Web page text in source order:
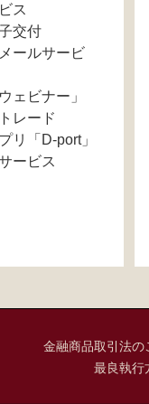
ス
交付
ールサービ
ェビナー」
レード
リ「D-port」
ービス
金融商品取引法の
最良執行